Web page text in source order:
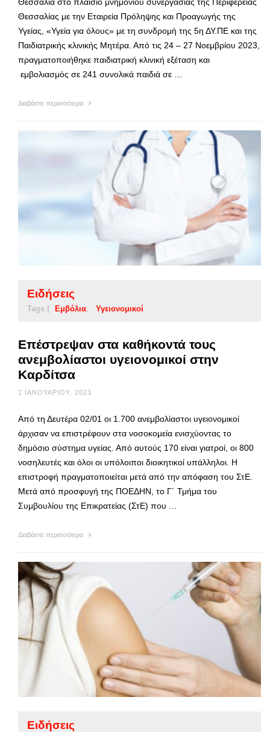
Θεσσαλίας με την Εταιρεία Πρόληψης και Προαγωγής της
Υγείας, «Υγεία για όλους» με τη συνδρομή της 5η ΔΥ.ΠΕ και της
Παιδιατρικής κλινικής Μητέρα. Από τις 24 – 27 Νοεμβρίου 2023,
πραγματοποιήθηκε παιδιατρική κλινική εξέταση και
εμβολιασμός σε 241 συνολικά παιδιά σε …
Διαβάστε περισσότερα
Ειδήσεις
Tags | Εμβόλια Υγειονομικοί
Επέστρεψαν στα καθήκοντά τους
ανεμβολίαστοι υγειονομικοί στην
Καρδίτσα
2 ΙΑΝΟΥΑΡΊΟΥ, 2023
Από τη Δευτέρα 02/01 οι 1.700 ανεμβολίαστοι υγειονομικοί
άρχισαν να επιστρέφουν στα νοσοκομεία ενισχύοντας το
δημόσιο σύστημα υγείας. Από αυτούς 170 είναι γιατροί, οι 800
νοσηλευτές και όλοι οι υπόλοιποι διοικητικοί υπάλληλοι. Η
επιστροφή πραγματοποιείται μετά από την απόφαση του ΣτΕ.
Μετά από προσφυγή της ΠΟΕΔΗΝ, το Γ´ Τμήμα του
Συμβουλίου της Επικρατείας (ΣτΕ) που …
Διαβάστε περισσότερα
Ειδήσεις